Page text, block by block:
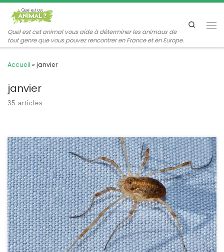
Passer au contenu
Quel est cet animal vous aide à déterminer les animaux de
tout genre que vous pouvez rencontrer en France et en Europe.
Search
Accueil » janvier
janvier
35 articles
C’est l’une des espèces d’opilions les plus fréquentes, on la
reconnaîtra d’abord à la courte taille de ses pattes (en
comparaison des autres opilions). Cette particularité anatomique
lui permet de grimper aux arbres jusqu’à la canopée.
Paroligolophus agrestis Meade,1855. POSITION SYSTÉMATIQUE :
Arachnide, Opiliones Famille des Phalangiidae. ETYMOLOGIE : Le
nom de genre a […]